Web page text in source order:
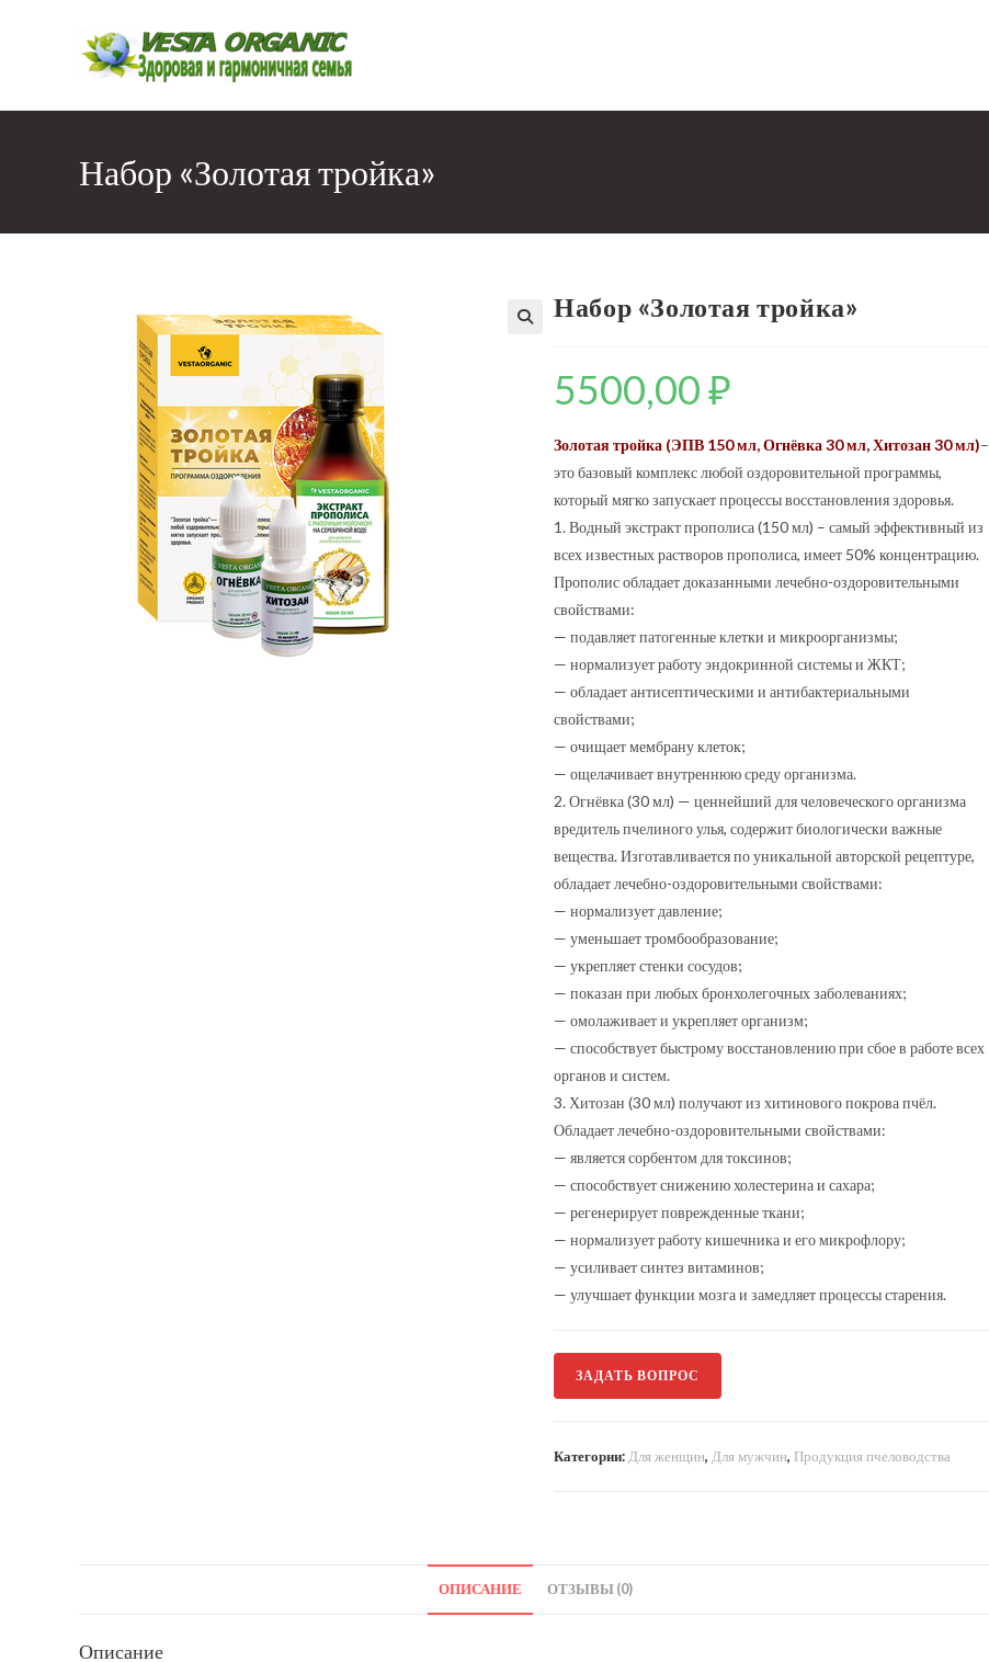
содержимому
Набор «Золотая тройка»
Набор «Золотая тройка»
5500,00₽
Золотая тройка (ЭПВ 150 мл, Огнёвка 30 мл, Хитозан 30 мл)–
это базовый комплекс любой оздоровительной программы,
который мягко запускает процессы восстановления здоровья.
1. Водный экстракт прополиса (150 мл) – самый эффективный из
всех известных растворов прополиса, имеет 50% концентрацию.
Прополис обладает доказанными лечебно-оздоровительными
свойствами:
— подавляет патогенные клетки и микроорганизмы;
— нормализует работу эндокринной системы и ЖКТ;
— обладает антисептическими и антибактериальными
свойствами;
— очищает мембрану клеток;
— ощелачивает внутреннюю среду организма.
2. Огнёвка (30 мл) — ценнейший для человеческого организма
вредитель пчелиного улья, содержит биологически важные
вещества. Изготавливается по уникальной авторской рецептуре,
обладает лечебно-оздоровительными свойствами:
— нормализует давление;
— уменьшает тромбообразование;
— укрепляет стенки сосудов;
— показан при любых бронхолегочных заболеваниях;
— омолаживает и укрепляет организм;
— способствует быстрому восстановлению при сбое в работе всех
органов и систем.
3. Хитозан (30 мл) получают из хитинового покрова пчёл.
Обладает лечебно-оздоровительными свойствами:
— является сорбентом для токсинов;
— способствует снижению холестерина и сахара;
— регенерирует поврежденные ткани;
— нормализует работу кишечника и его микрофлору;
— усиливает синтез витаминов;
— улучшает функции мозга и замедляет процессы старения.
ЗАДАТЬ ВОПРОС
Категории: Для женщин, Для мужчин, Продукция пчеловодства
ОПИСАНИЕ ОТЗЫВЫ (0)
Описание